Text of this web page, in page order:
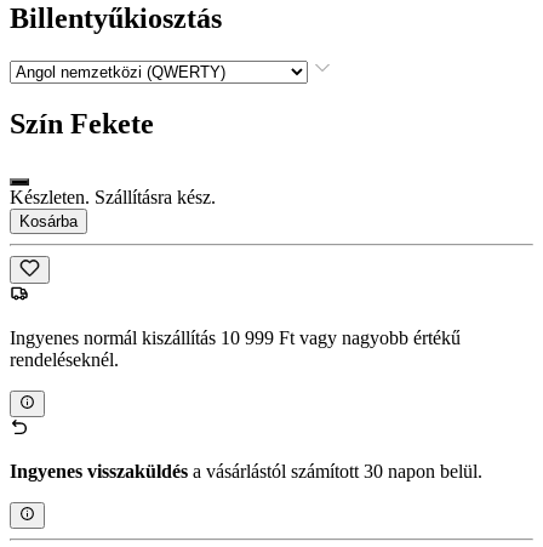
Billentyűkiosztás
Szín Fekete
Készleten. Szállításra kész.
Kosárba
Ingyenes normál kiszállítás 10 999 Ft vagy nagyobb értékű
rendeléseknél.
Ingyenes visszaküldés a vásárlástól számított 30 napon belül.